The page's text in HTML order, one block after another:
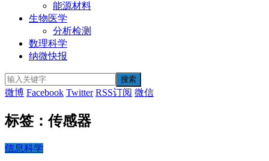
能源材料
生物医学
分析检测
数理科学
纳微快报
微博 Facebook Twitter RSS订阅 微信
标签：传感器
信息科学